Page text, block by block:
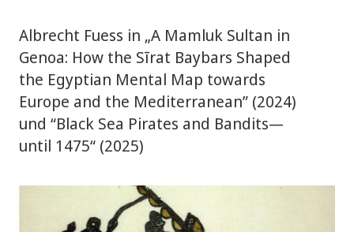
Albrecht Fuess in „A Mamluk Sultan in
Genoa: How the Sīrat Baybars Shaped
the Egyptian Mental Map towards
Europe and the Mediterranean” (2024)
und “Black Sea Pirates and Bandits—
until 1475“ (2025)